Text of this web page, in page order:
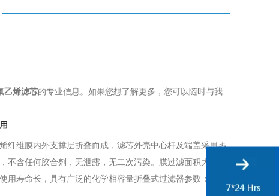
乙烯滤芯的专业信息。如果您想了解更多，您可以随时与我
纤维膜内外支撑层折叠而成，滤芯外壳中心杆及端盖采用热
不含任何胶合剂，无泄露，无二次污染。膜过滤面积大、高
用寿命长，具有广泛的化学相容量折叠式过滤器参数：过...